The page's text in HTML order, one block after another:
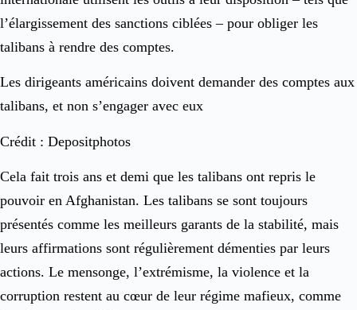
l’élargissement des sanctions ciblées – pour obliger les
talibans à rendre des comptes.
Les dirigeants américains doivent demander des comptes aux
talibans, et non s’engager avec eux
Crédit : Depositphotos
Cela fait trois ans et demi que les talibans ont repris le
pouvoir en Afghanistan. Les talibans se sont toujours
présentés comme les meilleurs garants de la stabilité, mais
leurs affirmations sont régulièrement démenties par leurs
actions. Le mensonge, l’extrémisme, la violence et la
corruption restent au cœur de leur régime mafieux, comme